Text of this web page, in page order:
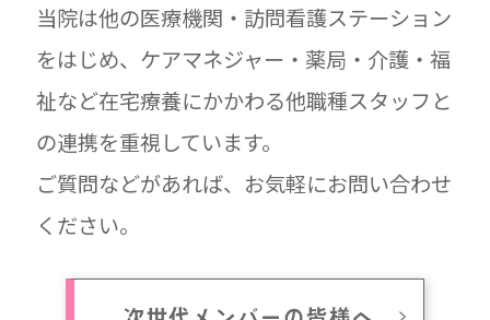
当院は他の医療機関・訪問看護ステーション
をはじめ、ケアマネジャー・薬局・介護・福
祉など在宅療養にかかわる他職種スタッフと
の連携を重視しています。
ご質問などがあれば、お気軽にお問い合わせ
ください。